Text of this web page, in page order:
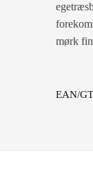
mørk
EAN/